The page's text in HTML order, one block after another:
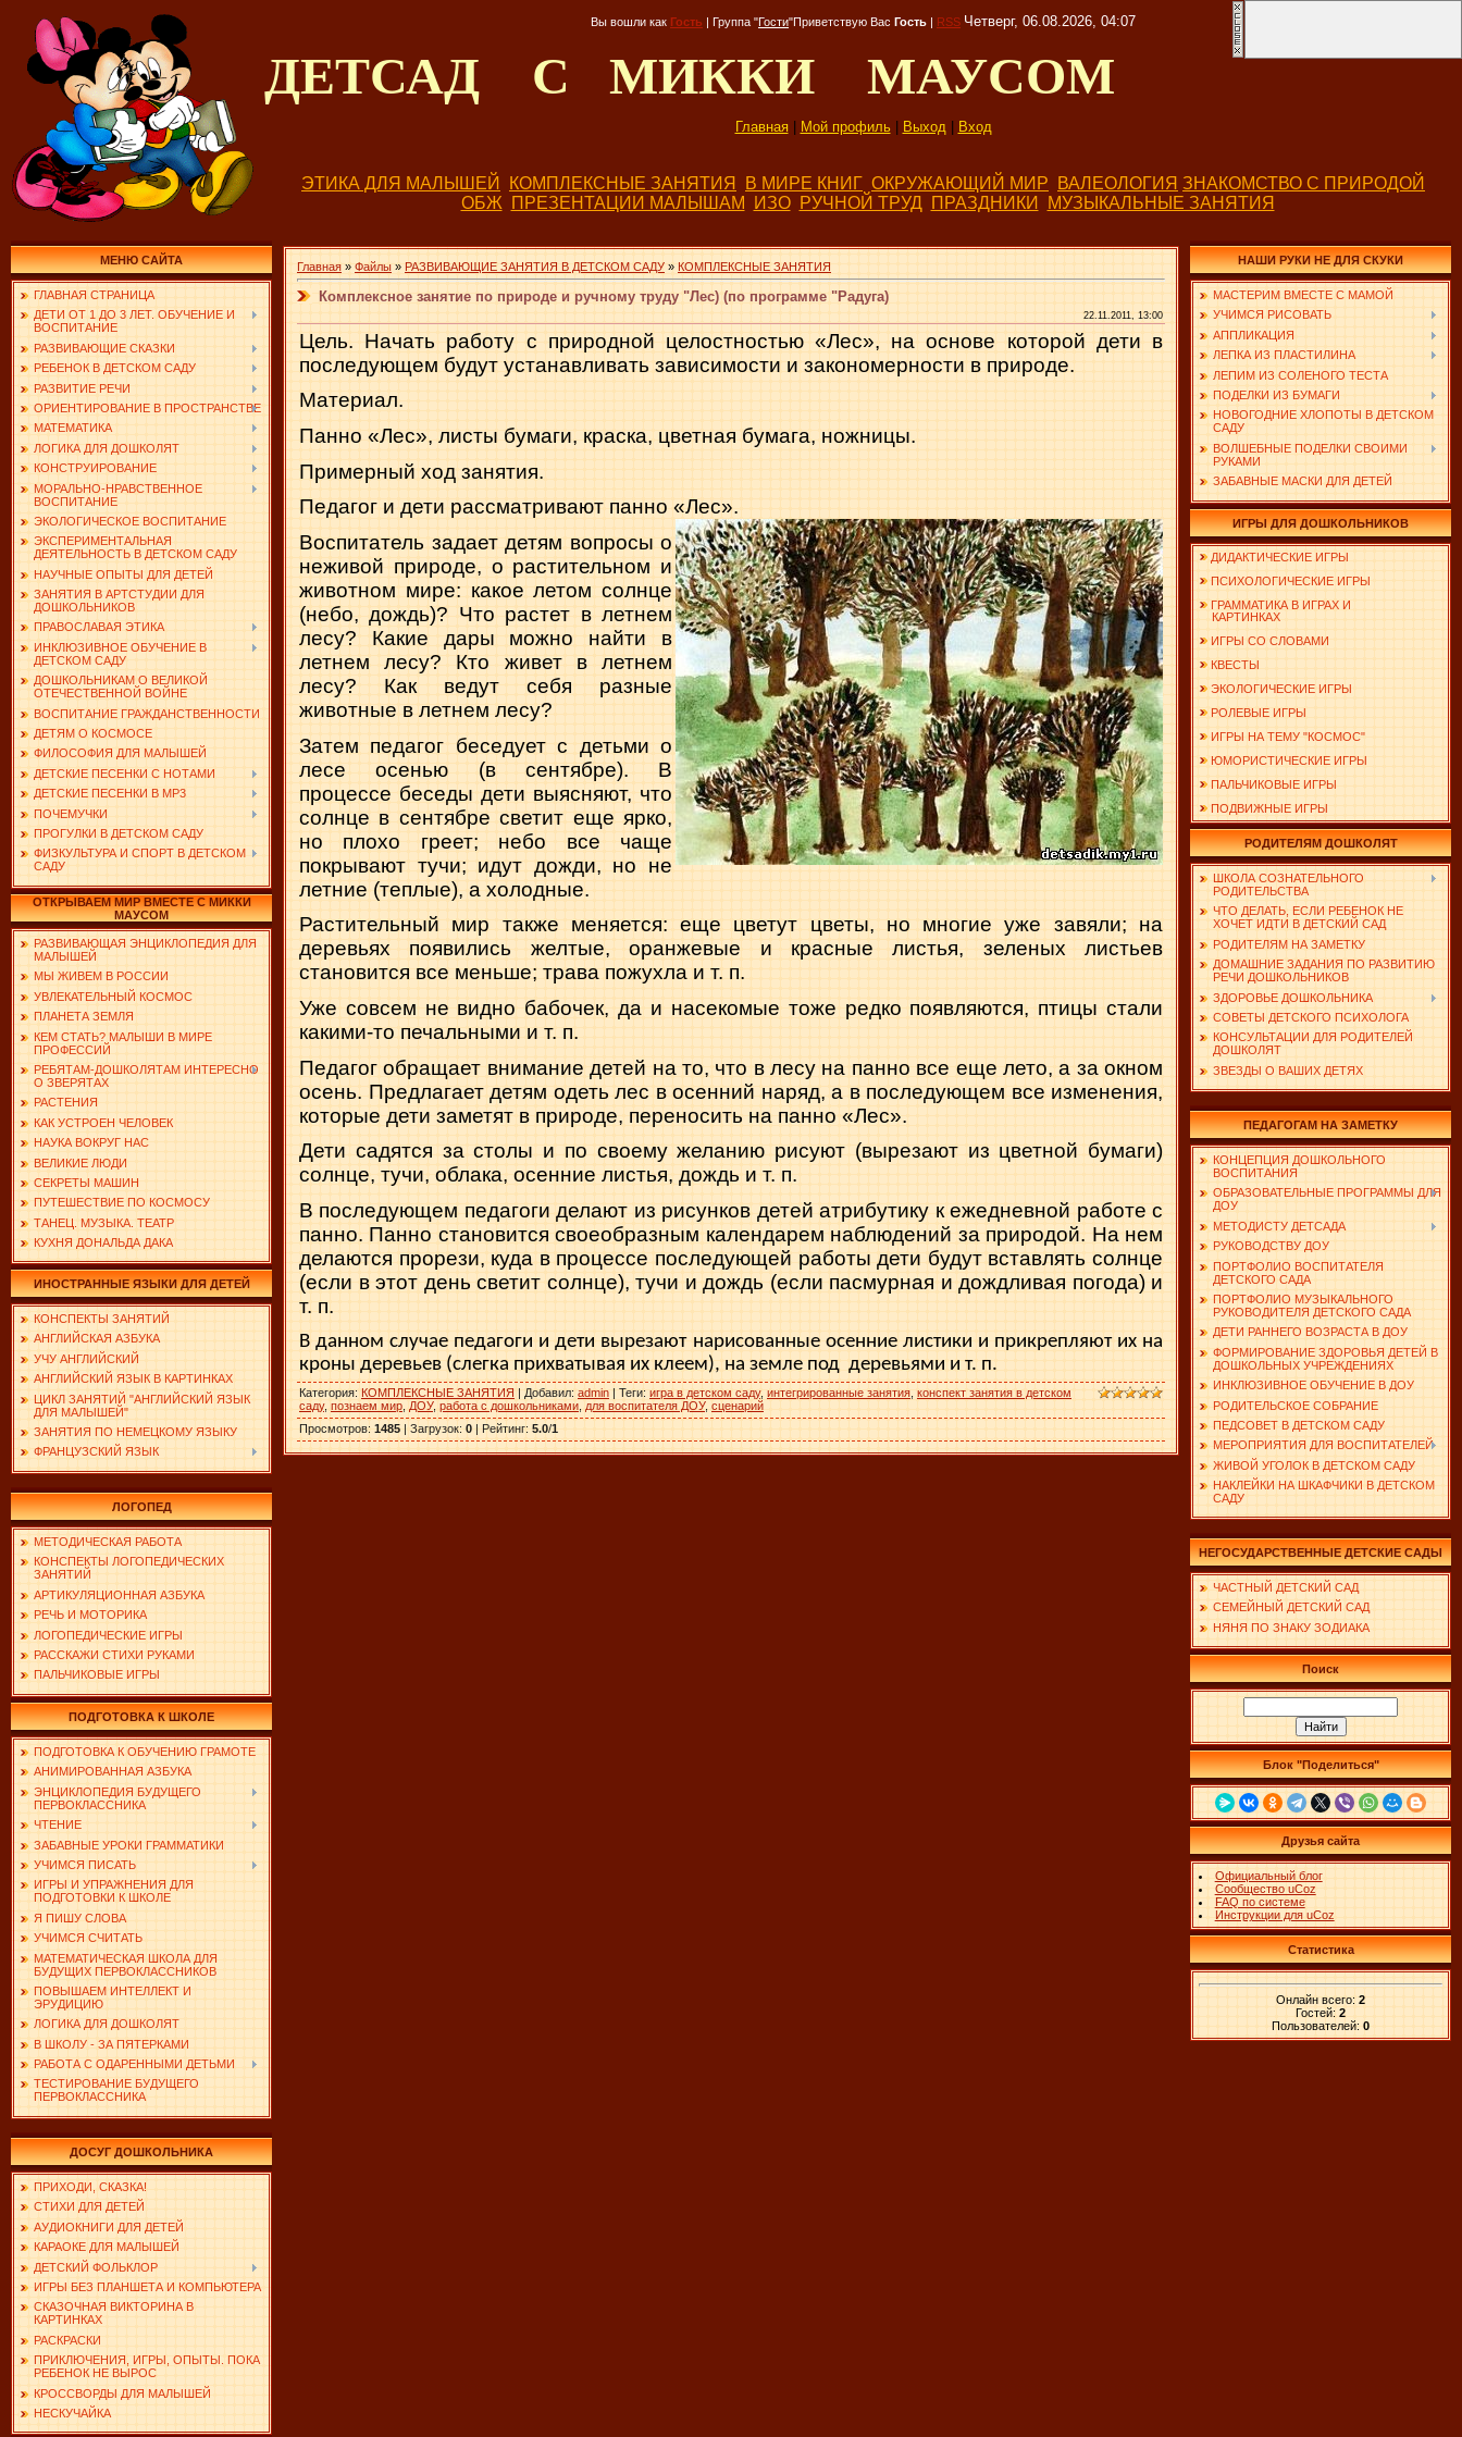
Вы вошли как Гость | Группа "Гости"Приветствую Вас Гость | RSS Четверг, 06.08.2026, 04:07
ДЕТСАД С МИККИ МАУСОМ
Главная| Мой профиль| Выход| Вход
ЭТИКА ДЛЯ МАЛЫШЕЙ КОМПЛЕКСНЫЕ ЗАНЯТИЯ В МИРЕ КНИГ ОКРУЖАЮЩИЙ МИР ВАЛЕОЛОГИЯ ЗНАКОМСТВО С ПРИРОДОЙ
ОБЖ
ПРЕЗЕНТАЦИИ МАЛЫШАМ ИЗО РУЧНОЙ ТРУД ПРАЗДНИКИ МУЗЫКАЛЬНЫЕ ЗАНЯТИЯ
МЕНЮ САЙТА
ГЛАВНАЯ СТРАНИЦА
ДЕТИ ОТ 1 ДО 3 ЛЕТ. ОБУЧЕНИЕ И
ВОСПИТАНИЕ
РАЗВИВАЮЩИЕ СКАЗКИ
РЕБЕНОК В ДЕТСКОМ САДУ
РАЗВИТИЕ РЕЧИ
ОРИЕНТИРОВАНИЕ В ПРОСТРАНСТВЕ
МАТЕМАТИКА
ЛОГИКА ДЛЯ ДОШКОЛЯТ
КОНСТРУИРОВАНИЕ
МОРАЛЬНО-НРАВСТВЕННОЕ
ВОСПИТАНИЕ
ЭКОЛОГИЧЕСКОЕ ВОСПИТАНИЕ
ЭКСПЕРИМЕНТАЛЬНАЯ
ДЕЯТЕЛЬНОСТЬ В ДЕТСКОМ САДУ
НАУЧНЫЕ ОПЫТЫ ДЛЯ ДЕТЕЙ
ЗАНЯТИЯ В АРТСТУДИИ ДЛЯ
ДОШКОЛЬНИКОВ
ПРАВОСЛАВАЯ ЭТИКА
ИНКЛЮЗИВНОЕ ОБУЧЕНИЕ В
ДЕТСКОМ САДУ
ДОШКОЛЬНИКАМ О ВЕЛИКОЙ
ОТЕЧЕСТВЕННОЙ ВОЙНЕ
ВОСПИТАНИЕ ГРАЖДАНСТВЕННОСТИ
ДЕТЯМ О КОСМОСЕ
ФИЛОСОФИЯ ДЛЯ МАЛЫШЕЙ
ДЕТСКИЕ ПЕСЕНКИ С НОТАМИ
ДЕТСКИЕ ПЕСЕНКИ В MP3
ПОЧЕМУЧКИ
ПРОГУЛКИ В ДЕТСКОМ САДУ
ФИЗКУЛЬТУРА И СПОРТ В ДЕТСКОМ
САДУ
ОТКРЫВАЕМ МИР ВМЕСТЕ С МИККИ
МАУСОМ
РАЗВИВАЮЩАЯ ЭНЦИКЛОПЕДИЯ ДЛЯ
МАЛЫШЕЙ
МЫ ЖИВЕМ В РОССИИ
УВЛЕКАТЕЛЬНЫЙ КОСМОС
ПЛАНЕТА ЗЕМЛЯ
КЕМ СТАТЬ? МАЛЫШИ В МИРЕ
ПРОФЕССИЙ
РЕБЯТАМ-ДОШКОЛЯТАМ ИНТЕРЕСНО
О ЗВЕРЯТАХ
РАСТЕНИЯ
КАК УСТРОЕН ЧЕЛОВЕК
НАУКА ВОКРУГ НАС
ВЕЛИКИЕ ЛЮДИ
СЕКРЕТЫ МАШИН
ПУТЕШЕСТВИЕ ПО КОСМОСУ
ТАНЕЦ. МУЗЫКА. ТЕАТР
КУХНЯ ДОНАЛЬДА ДАКА
ИНОСТРАННЫЕ ЯЗЫКИ ДЛЯ ДЕТЕЙ
КОНСПЕКТЫ ЗАНЯТИЙ
АНГЛИЙСКАЯ АЗБУКА
УЧУ АНГЛИЙСКИЙ
АНГЛИЙСКИЙ ЯЗЫК В КАРТИНКАХ
ЦИКЛ ЗАНЯТИЙ "АНГЛИЙСКИЙ ЯЗЫК
ДЛЯ МАЛЫШЕЙ"
ЗАНЯТИЯ ПО НЕМЕЦКОМУ ЯЗЫКУ
ФРАНЦУЗСКИЙ ЯЗЫК
ЛОГОПЕД
МЕТОДИЧЕСКАЯ РАБОТА
КОНСПЕКТЫ ЛОГОПЕДИЧЕСКИХ
ЗАНЯТИЙ
АРТИКУЛЯЦИОННАЯ АЗБУКА
РЕЧЬ И МОТОРИКА
ЛОГОПЕДИЧЕСКИЕ ИГРЫ
РАССКАЖИ СТИХИ РУКАМИ
ПАЛЬЧИКОВЫЕ ИГРЫ
ПОДГОТОВКА К ШКОЛЕ
ПОДГОТОВКА К ОБУЧЕНИЮ ГРАМОТЕ
АНИМИРОВАННАЯ АЗБУКА
ЭНЦИКЛОПЕДИЯ БУДУЩЕГО
ПЕРВОКЛАССНИКА
ЧТЕНИЕ
ЗАБАВНЫЕ УРОКИ ГРАММАТИКИ
УЧИМСЯ ПИСАТЬ
ИГРЫ И УПРАЖНЕНИЯ ДЛЯ
ПОДГОТОВКИ К ШКОЛЕ
Я ПИШУ СЛОВА
УЧИМСЯ СЧИТАТЬ
МАТЕМАТИЧЕСКАЯ ШКОЛА ДЛЯ
БУДУЩИХ ПЕРВОКЛАССНИКОВ
ПОВЫШАЕМ ИНТЕЛЛЕКТ И
ЭРУДИЦИЮ
ЛОГИКА ДЛЯ ДОШКОЛЯТ
В ШКОЛУ - ЗА ПЯТЕРКАМИ
РАБОТА С ОДАРЕННЫМИ ДЕТЬМИ
ТЕСТИРОВАНИЕ БУДУЩЕГО
ПЕРВОКЛАССНИКА
ДОСУГ ДОШКОЛЬНИКА
ПРИХОДИ, СКАЗКА!
СТИХИ ДЛЯ ДЕТЕЙ
АУДИОКНИГИ ДЛЯ ДЕТЕЙ
КАРАОКЕ ДЛЯ МАЛЫШЕЙ
ДЕТСКИЙ ФОЛЬКЛОР
ИГРЫ БЕЗ ПЛАНШЕТА И КОМПЬЮТЕРА
СКАЗОЧНАЯ ВИКТОРИНА В
КАРТИНКАХ
РАСКРАСКИ
ПРИКЛЮЧЕНИЯ, ИГРЫ, ОПЫТЫ. ПОКА
РЕБЕНОК НЕ ВЫРОС
КРОССВОРДЫ ДЛЯ МАЛЫШЕЙ
НЕСКУЧАЙКА
Главная » Файлы » РАЗВИВАЮЩИЕ ЗАНЯТИЯ В ДЕТСКОМ САДУ » КОМПЛЕКСНЫЕ ЗАНЯТИЯ
Комплексное занятие по природе и ручному труду "Лес) (по программе "Радуга)
22.11.2011, 13:00
Цель. Начать работу с природной целостностью «Лес», на основе которой дети в
последующем будут устанавливать зависи­мости и закономерности в природе.
Материал.
Панно «Лес», листы бумаги, краска, цветная бу­мага, ножницы.
Примерный ход занятия.
Педагог и дети рассматрива­ют панно «Лес».
Воспитатель задает детям вопросы о
неживой природе, о растительном и
животном мире: какое летом солнце
(небо, дождь)? Что растет в летнем
лесу? Какие дары можно най­ти в
летнем лесу? Кто живет в летнем
лесу? Как ведут себя раз­ные
животные в летнем лесу?
Затем педагог беседует с детьми о
лесе осенью (в сентябре). В
процессе беседы дети выясняют, что
солнце в сентябре светит еще ярко,
но плохо греет; небо все чаще
покрывают тучи; идут дожди, но не
летние (теплые), а холодные.
Растительный мир также меняется: еще цветут цветы, но мно­гие уже завяли; на
деревьях появились желтые, оранжевые и крас­ные листья, зеленых листьев
становится все меньше; трава по­жухла и т. п.
Уже совсем не видно бабочек, да и насекомые тоже редко по­являются, птицы стали
какими-то печальными и т. п.
Педагог обращает внимание детей на то, что в лесу на панно все еще лето, а за окном
осень. Предлагает детям одеть лес в осенний наряд, а в последующем все изменения,
которые дети за­метят в природе, переносить на панно «Лес».
Дети садятся за столы и по своему желанию рисуют (выреза­ют из цветной бумаги)
солнце, тучи, облака, осенние листья, дождь и т. п.
В последующем педагоги делают из рисунков детей атрибути­ку к ежедневной работе с
панно. Панно становится своеобразным календарем наблюдений за природой. На нем
делаются прорези, куда в процессе последующей работы дети будут вставлять солн­це
(если в этот день светит солнце), тучи и дождь (если пасмур­ная и дождливая погода) и
т. п.
В данном случае педагоги и дети вырезают нарисованные осен­ние листики и прикрепляют их на
кроны деревьев (слегка при­хватывая их клеем), на земле под деревьями и т. п.
Категория: КОМПЛЕКСНЫЕ ЗАНЯТИЯ | Добавил: admin | Теги: игра в детском саду, интегрированные занятия конспект занятия в детском
саду, познаем мир ДОУ, работа с дошкольниками для воспитателя ДОУ, сценарий
Просмотров: 1485 | Загрузок: 0 | Рейтинг: 5.0/1
НАШИ РУКИ НЕ ДЛЯ СКУКИ
МАСТЕРИМ ВМЕСТЕ С МАМОЙ
УЧИМСЯ РИСОВАТЬ
АППЛИКАЦИЯ
ЛЕПКА ИЗ ПЛАСТИЛИНА
ЛЕПИМ ИЗ СОЛЕНОГО ТЕСТА
ПОДЕЛКИ ИЗ БУМАГИ
НОВОГОДНИЕ ХЛОПОТЫ В ДЕТСКОМ
САДУ
ВОЛШЕБНЫЕ ПОДЕЛКИ СВОИМИ
РУКАМИ
ЗАБАВНЫЕ МАСКИ ДЛЯ ДЕТЕЙ
ИГРЫ ДЛЯ ДОШКОЛЬНИКОВ
ДИДАКТИЧЕСКИЕ ИГРЫ
ПСИХОЛОГИЧЕСКИЕ ИГРЫ
ГРАММАТИКА В ИГРАХ И
КАРТИНКАХ
ИГРЫ СО СЛОВАМИ
КВЕСТЫ
ЭКОЛОГИЧЕСКИЕ ИГРЫ
РОЛЕВЫЕ ИГРЫ
ИГРЫ НА ТЕМУ "КОСМОС"
ЮМОРИСТИЧЕСКИЕ ИГРЫ
ПАЛЬЧИКОВЫЕ ИГРЫ
ПОДВИЖНЫЕ ИГРЫ
РОДИТЕЛЯМ ДОШКОЛЯТ
ШКОЛА СОЗНАТЕЛЬНОГО
РОДИТЕЛЬСТВА
ЧТО ДЕЛАТЬ, ЕСЛИ РЕБЕНОК НЕ
ХОЧЕТ ИДТИ В ДЕТСКИЙ САД
РОДИТЕЛЯМ НА ЗАМЕТКУ
ДОМАШНИЕ ЗАДАНИЯ ПО РАЗВИТИЮ
РЕЧИ ДОШКОЛЬНИКОВ
ЗДОРОВЬЕ ДОШКОЛЬНИКА
СОВЕТЫ ДЕТСКОГО ПСИХОЛОГА
КОНСУЛЬТАЦИИ ДЛЯ РОДИТЕЛЕЙ
ДОШКОЛЯТ
ЗВЕЗДЫ О ВАШИХ ДЕТЯХ
ПЕДАГОГАМ НА ЗАМЕТКУ
КОНЦЕПЦИЯ ДОШКОЛЬНОГО
ВОСПИТАНИЯ
ОБРАЗОВАТЕЛЬНЫЕ ПРОГРАММЫ ДЛЯ
ДОУ
МЕТОДИСТУ ДЕТСАДА
РУКОВОДСТВУ ДОУ
ПОРТФОЛИО ВОСПИТАТЕЛЯ
ДЕТСКОГО САДА
ПОРТФОЛИО МУЗЫКАЛЬНОГО
РУКОВОДИТЕЛЯ ДЕТСКОГО САДА
ДЕТИ РАННЕГО ВОЗРАСТА В ДОУ
ФОРМИРОВАНИЕ ЗДОРОВЬЯ ДЕТЕЙ В
ДОШКОЛЬНЫХ УЧРЕЖДЕНИЯХ
ИНКЛЮЗИВНОЕ ОБУЧЕНИЕ В ДОУ
РОДИТЕЛЬСКОЕ СОБРАНИЕ
ПЕДСОВЕТ В ДЕТСКОМ САДУ
МЕРОПРИЯТИЯ ДЛЯ ВОСПИТАТЕЛЕЙ
ЖИВОЙ УГОЛОК В ДЕТСКОМ САДУ
НАКЛЕЙКИ НА ШКАФЧИКИ В ДЕТСКОМ
САДУ
НЕГОСУДАРСТВЕННЫЕ ДЕТСКИЕ САДЫ
ЧАСТНЫЙ ДЕТСКИЙ САД
СЕМЕЙНЫЙ ДЕТСКИЙ САД
НЯНЯ ПО ЗНАКУ ЗОДИАКА
Поиск
Блок "Поделиться"
Друзья сайта
Официальный блог
Сообщество uCoz
FAQ по системе
Инструкции для uCoz
Статистика
Онлайн всего: 2
Гостей: 2
Пользователей: 0